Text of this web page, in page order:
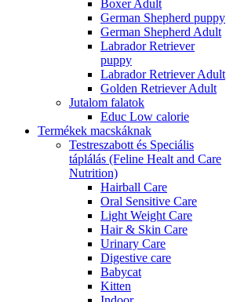
Boxer Adult
German Shepherd puppy
German Shepherd Adult
Labrador Retriever
puppy
Labrador Retriever Adult
Golden Retriever Adult
Jutalom falatok
Educ Low calorie
Termékek macskáknak
Testreszabott és Speciális
táplálás (Feline Healt and Care
Nutrition)
Hairball Care
Oral Sensitive Care
Light Weight Care
Hair & Skin Care
Urinary Care
Digestive care
Babycat
Kitten